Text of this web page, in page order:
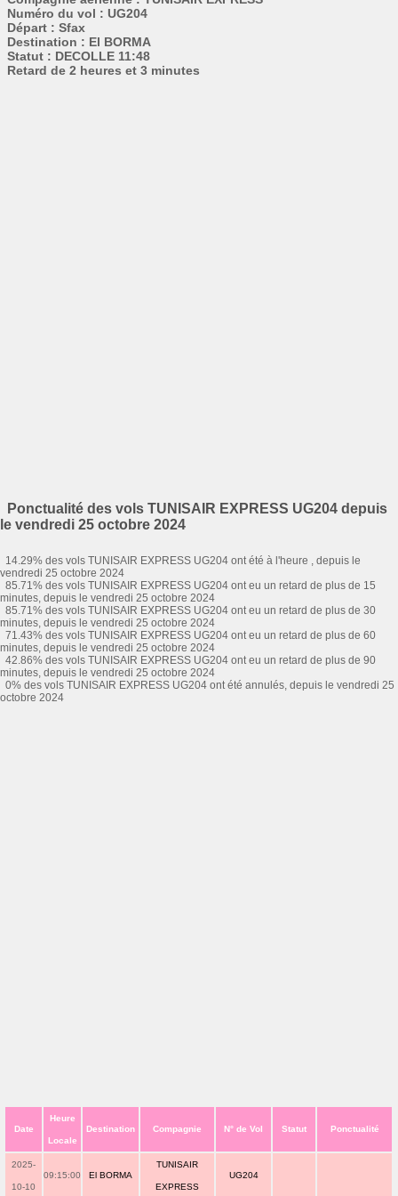
Numéro du vol : UG204
Départ : Sfax
Destination : El BORMA
Statut : DECOLLE 11:48
Retard de 2 heures et 3 minutes
Ponctualité des vols TUNISAIR EXPRESS UG204 depuis
le vendredi 25 octobre 2024
14.29% des vols TUNISAIR EXPRESS UG204 ont été à l'heure , depuis le
vendredi 25 octobre 2024
85.71% des vols TUNISAIR EXPRESS UG204 ont eu un retard de plus de 15
minutes, depuis le vendredi 25 octobre 2024
85.71% des vols TUNISAIR EXPRESS UG204 ont eu un retard de plus de 30
minutes, depuis le vendredi 25 octobre 2024
71.43% des vols TUNISAIR EXPRESS UG204 ont eu un retard de plus de 60
minutes, depuis le vendredi 25 octobre 2024
42.86% des vols TUNISAIR EXPRESS UG204 ont eu un retard de plus de 90
minutes, depuis le vendredi 25 octobre 2024
0% des vols TUNISAIR EXPRESS UG204 ont été annulés, depuis le vendredi 25
octobre 2024
Date
Heure
Locale
Destination Compagnie N° de Vol Statut Ponctualité
2025-
10-10
09:15:00 El BORMA
TUNISAIR
EXPRESS
UG204